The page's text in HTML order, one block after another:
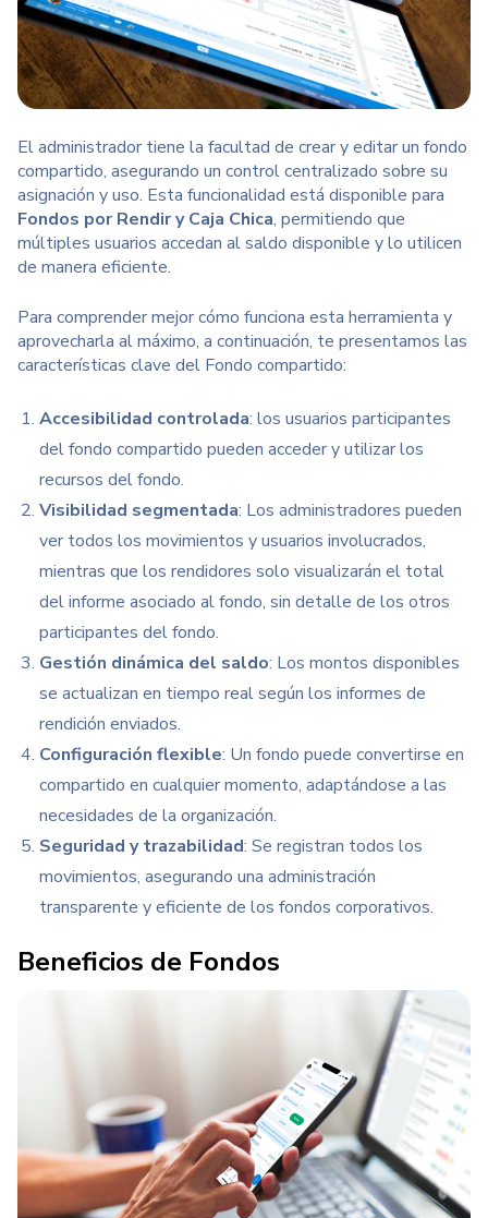
El administrador tiene la facultad de crear y editar un fondo
compartido, asegurando un control centralizado sobre su
asignación y uso. Esta funcionalidad está disponible para
Fondos por Rendir y Caja Chica, permitiendo que
múltiples usuarios accedan al saldo disponible y lo utilicen
de manera eficiente.
Para comprender mejor cómo funciona esta herramienta y
aprovecharla al máximo, a continuación, te presentamos las
características clave del Fondo compartido:
Accesibilidad controlada: los usuarios participantes
del fondo compartido pueden acceder y utilizar los
recursos del fondo.
Visibilidad segmentada: Los administradores pueden
ver todos los movimientos y usuarios involucrados,
mientras que los rendidores solo visualizarán el total
del informe asociado al fondo, sin detalle de los otros
participantes del fondo.
Gestión dinámica del saldo: Los montos disponibles
se actualizan en tiempo real según los informes de
rendición enviados.
Configuración flexible: Un fondo puede convertirse en
compartido en cualquier momento, adaptándose a las
necesidades de la organización.
Seguridad y trazabilidad: Se registran todos los
movimientos, asegurando una administración
transparente y eficiente de los fondos corporativos.
Beneficios de Fondos